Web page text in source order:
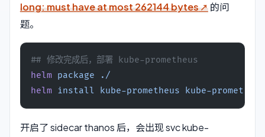
long: must have at most 262144 bytes
的问
题。
## 修改完成后，部署 kube-prometheus
helm package ./
helm install kube-prometheus kube-
开启了 sidecar thanos 后，会出现 svc kube-